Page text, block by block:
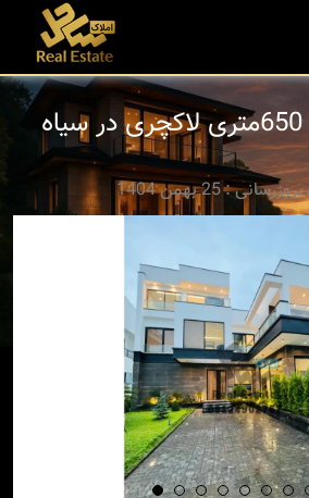
خرید ویلا نوشهر 650متری لاکچری در سیاه
بروزرسانی : 25 بهمن 1404